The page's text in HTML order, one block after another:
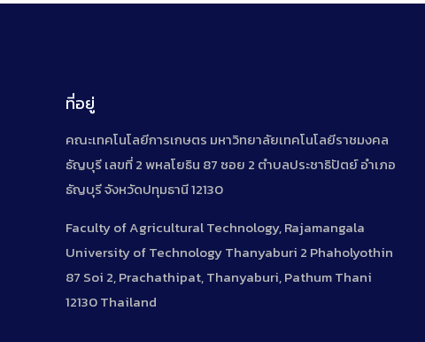
ที่อยู่
คณะเทคโนโลยีการเกษตร มหาวิทยาลัยเทคโนโลยีราชมงคล
ธัญบุรี เลขที่ 2 พหลโยธิน 87 ซอย 2 ตำบลประชาธิปัตย์ อำเภอ
ธัญบุรี จังหวัดปทุมธานี 12130
Faculty of Agricultural Technology, Rajamangala
University of Technology Thanyaburi 2 Phaholyothin
87 Soi 2, Prachathipat, Thanyaburi, Pathum Thani
12130 Thailand